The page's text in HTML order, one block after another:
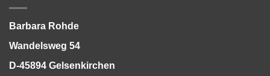
Barbara Rohde
Wandelsweg 54
D-45894 Gelsenkirchen